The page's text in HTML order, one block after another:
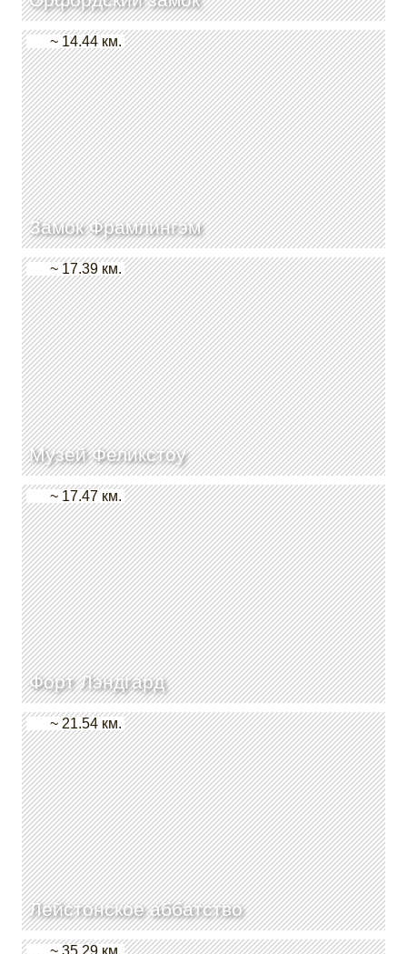
Замок Фрамлингэм
~ 14.44 км.
Музей Феликстоу
~ 17.39 км.
Форт Лэндгард
~ 17.47 км.
Лейстонское аббатство
~ 21.54 км.
~ 35.29 км.